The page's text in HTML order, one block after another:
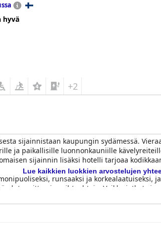
hyvä
+2
sijainnistaan kaupungin sydämessä.
ja paikallisille luonnonkauniille
sijainnin lisäksi hotelli tarjoaa
runsaaksi ja korkealaatuiseksi,
gluteenittomia vaihtoehtoja. Vaikka jotkut
ja tyytyväisyyttä.
korostetaan. Huoneet huomataan
Lue kaikkien luokkien arvostelujen